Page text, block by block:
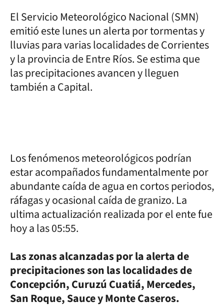
El Servicio Meteorológico Nacional (SMN)
emitió este lunes un alerta por tormentas y
lluvias para varias localidades de Corrientes
y la provincia de Entre Ríos. Se estima que
las precipitaciones avancen y lleguen
también a Capital.
Los fenómenos meteorológicos podrían
estar acompañados fundamentalmente por
abundante caída de agua en cortos periodos,
ráfagas y ocasional caída de granizo. La
ultima actualización realizada por el ente fue
hoy a las 05:55.
Las zonas alcanzadas por la alerta de
precipitaciones son las localidades de
Concepción, Curuzú Cuatiá, Mercedes,
San Roque, Sauce y Monte Caseros.